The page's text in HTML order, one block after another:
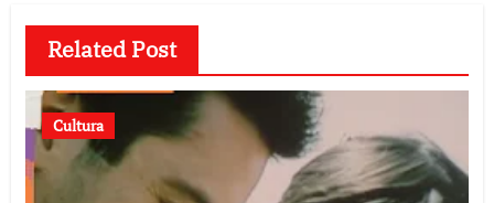
Related Post
Cultura